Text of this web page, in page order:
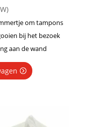
om tampons
bij het bezoek
aan de wand